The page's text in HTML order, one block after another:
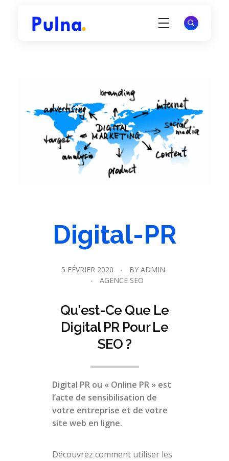
Digital-PR
5 FÉVRIER 2020 BY ADMIN
AGENCE SEO
Qu'est-Ce Que Le
Digital PR Pour Le
SEO ?
Digital PR ou « Online PR » est
l’acte de sensibilisation de
votre entreprise et de votre
site web en ligne.
Découvrez comment utiliser les